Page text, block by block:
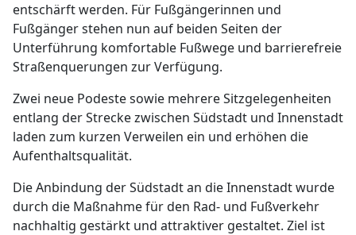
entschärft werden. Für Fußgängerinnen und
Fußgänger stehen nun auf beiden Seiten der
Unterführung komfortable Fußwege und barrierefreie
Straßenquerungen zur Verfügung.
Zwei neue Podeste sowie mehrere Sitzgelegenheiten
entlang der Strecke zwischen Südstadt und Innenstadt
laden zum kurzen Verweilen ein und erhöhen die
Aufenthaltsqualität.
Die Anbindung der Südstadt an die Innenstadt wurde
durch die Maßnahme für den Rad- und Fußverkehr
nachhaltig gestärkt und attraktiver gestaltet. Ziel ist